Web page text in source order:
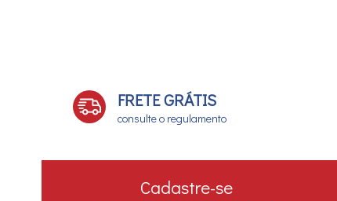
FRETE GRÁTIS
consulte o regulamento
Cadastre-se